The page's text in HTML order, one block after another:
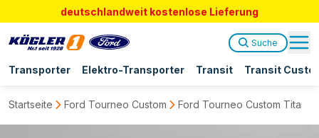
deutschlandweit kostenlose Lieferung
Transporter Elektro-Transporter Transit Transit
Suche
Startseite Ford Tourneo Custom Ford Tourneo Custom